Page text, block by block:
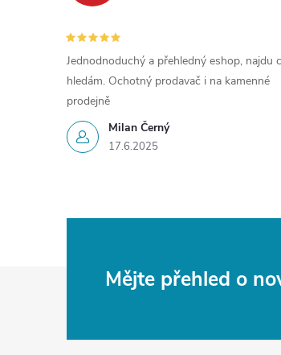
Milan Černý
17.6.2025
Jednodnoduchý a přehledný eshop, najdu
hledám. Ochotný prodavač i na kamenné
prodejně
Mějte přehled o